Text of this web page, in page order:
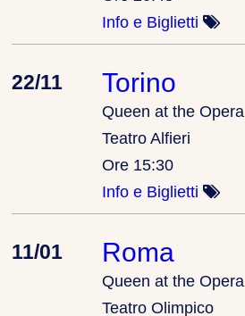
Info e Biglietti
22/11 Torino
Queen at the Opera
Teatro Alfieri
Ore 15:30
Info e Biglietti
11/01 Roma
Queen at the Opera
Teatro Olimpico